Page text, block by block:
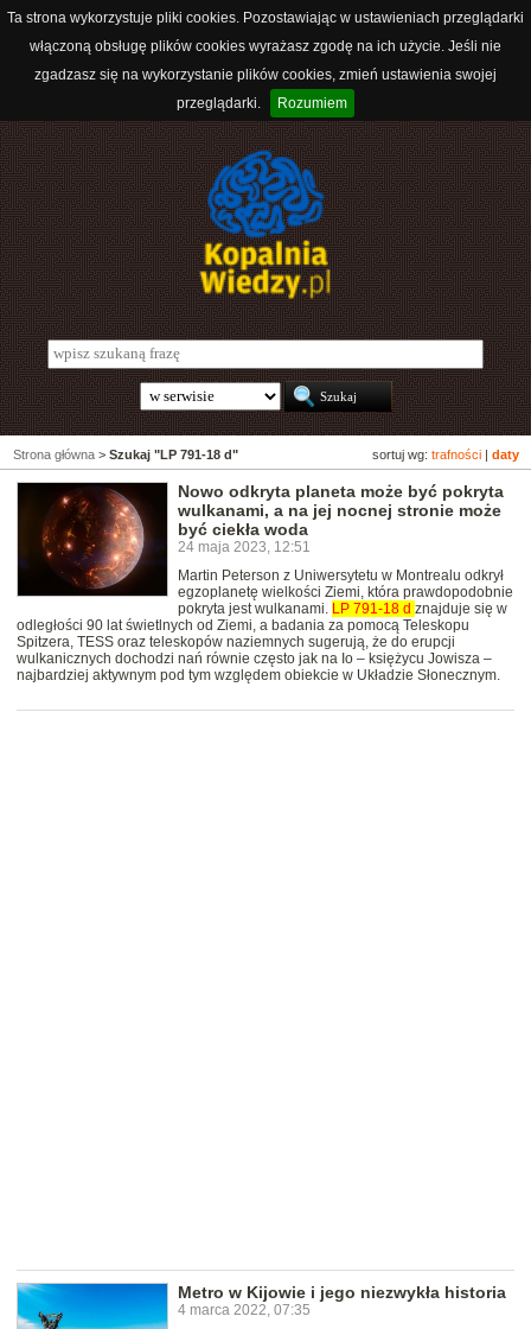
Ta strona wykorzystuje pliki cookies. Pozostawiając w ustawieniach przeglądarki
włączoną obsługę plików cookies wyrażasz zgodę na ich użycie. Jeśli nie
zgadzasz się na wykorzystanie plików cookies, zmień ustawienia swojej
przeglądarki.
Rozumiem
sortuj wg: trafności daty
Strona główna > Szukaj "LP 791-18 d"
Nowo odkryta planeta może być pokryta
wulkanami, a na jej nocnej stronie może
być ciekła woda
24 maja 2023, 12:51
Martin Peterson z Uniwersytetu w Montrealu odkrył
egzoplanetę wielkości Ziemi, która prawdopodobnie
pokryta jest wulkanami. LP 791-18 d znajduje się w
odległości 90 lat świetlnych od Ziemi, a badania za pomocą Teleskopu
Spitzera, TESS oraz teleskopów naziemnych sugerują, że do erupcji
wulkanicznych dochodzi nań równie często jak na Io – księżycu Jowisza –
najbardziej aktywnym pod tym względem obiekcie w Układzie Słonecznym.
Metro w Kijowie i jego niezwykła historia
4 marca 2022, 07:35